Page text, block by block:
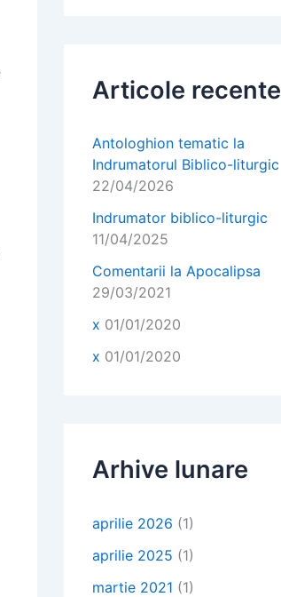
o
rArticole recente
Antologhion tematic la
Indrumatorul Biblico-liturgic
22/04/2026
Indrumator biblico-liturgic
11/04/2025
Comentarii la Apocalipsa
29/03/2021
x 01/01/2020
x 01/01/2020
Arhive lunare
aprilie 2026 (1)
aprilie 2025 (1)
martie 2021 (1)